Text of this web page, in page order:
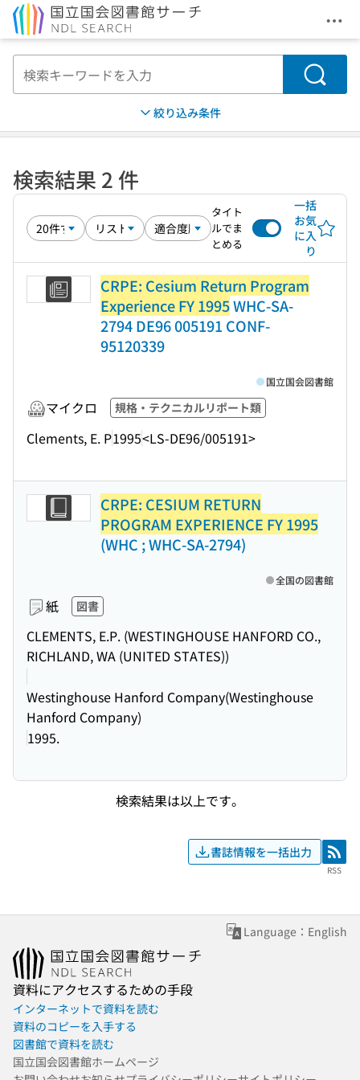
メ
検索
絞り込み条件
検索結果 2 件
タイト
ルでま
とめる
一括
お気
に入
り
CRPE: Cesium Return Program
Experience FY 1995WHC-SA-
2794 DE96 005191 CONF-
95120339
マイクロ 規格・テクニカルリポート類
Clements, E. P1995<LS-DE96/005191>
国立国会図書館
CRPE: CESIUM RETURN
PROGRAM EXPERIENCE FY 1995
(WHC ; WHC-SA-2794)
紙 図書
CLEMENTS, E.P. (WESTINGHOUSE HANFORD CO.,
RICHLAND, WA (UNITED STATES))
Westinghouse Hanford Company(Westinghouse
Hanford Company)
1995.
全国の図書館
検索結果は以上です。
書誌情報を一括出力 RSS
RSS
Language：English
資料にアクセスするための手段
インターネットで資料を読む
資料のコピーを入手する
図書館で資料を読む
国立国会図書館ホームページ